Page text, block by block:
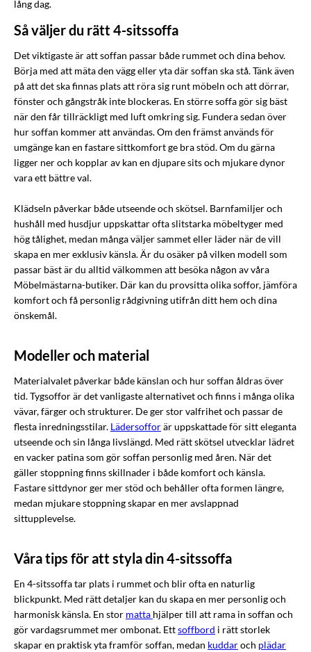
lång dag.
Så väljer du rätt 4-sitssoffa
Det viktigaste är att soffan passar både rummet och dina behov.
Börja med att mäta den vägg eller yta där soffan ska stå. Tänk även
på att det ska finnas plats att röra sig runt möbeln och att dörrar,
fönster och gångstråk inte blockeras. En större soffa gör sig bäst
när den får tillräckligt med luft omkring sig. Fundera sedan över
hur soffan kommer att användas. Om den främst används för
umgänge kan en fastare sittkomfort ge bra stöd. Om du gärna
ligger ner och kopplar av kan en djupare sits och mjukare dynor
vara ett bättre val.
Klädseln påverkar både utseende och skötsel. Barnfamiljer och
hushåll med husdjur uppskattar ofta slitstarka möbeltyger med
hög tålighet, medan många väljer sammet eller läder när de vill
skapa en mer exklusiv känsla. Är du osäker på vilken modell som
passar bäst är du alltid välkommen att besöka någon av våra
Möbelmästarna-butiker. Där kan du provsitta olika soffor, jämföra
komfort och få personlig rådgivning utifrån ditt hem och dina
önskemål.
Modeller och material
Materialvalet påverkar både känslan och hur soffan åldras över
tid. Tygsoffor är det vanligaste alternativet och finns i många olika
vävar, färger och strukturer. De ger stor valfrihet och passar de
flesta inredningsstilar. Lädersofforär uppskattade för sitt eleganta
utseende och sin långa livslängd. Med rätt skötsel utvecklar lädret
en vacker patina som gör soffan personlig med åren. När det
gäller stoppning finns skillnader i både komfort och känsla.
Fastare sittdynor ger mer stöd och behåller ofta formen längre,
medan mjukare stoppning skapar en mer avslappnad
sittupplevelse.
Våra tips för att styla din 4-sitssoffa
En 4-sitssoffa tar plats i rummet och blir ofta en naturlig
blickpunkt. Med rätt detaljer kan du skapa en mer personlig och
harmonisk känsla. En stor matta hjälper till att rama in soffan och
gör vardagsrummet mer ombonat. Ettsoffbord i rätt storlek
skapar en praktisk yta framför soffan, medan kuddaroch plädar